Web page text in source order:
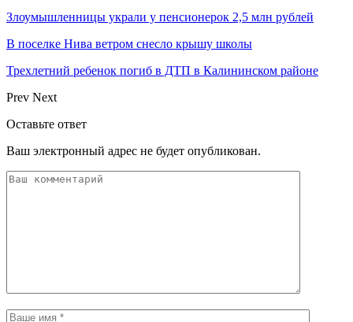
Злоумышленницы украли у пенсионерок 2,5 млн рублей
В поселке Нива ветром снесло крышу школы
Трехлетний ребенок погиб в ДТП в Калининском районе
Prev Next
Оставьте ответ
Ваш электронный адрес не будет опубликован.